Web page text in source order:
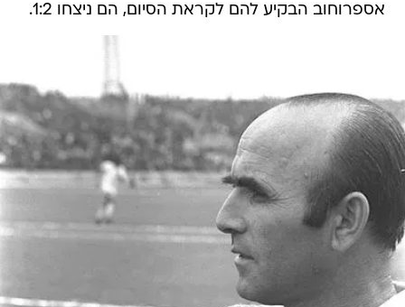
אספרוחוב הבקיע להם לקראת הסיום, הם ניצחו 1:2.